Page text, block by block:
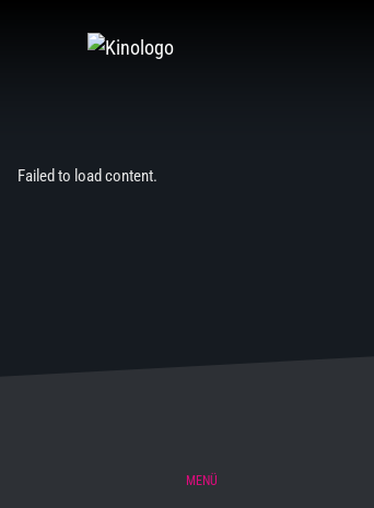
Failed to load content.
MENÜ